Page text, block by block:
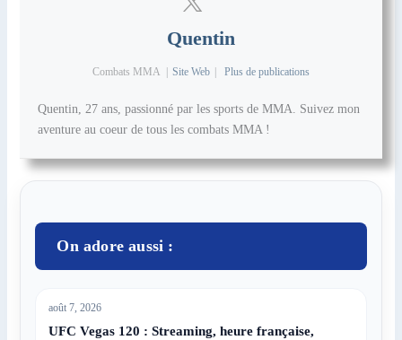
Quentin
Combats MMA Site Web Plus de publications
Quentin, 27 ans, passionné par les sports de MMA. Suivez mon
aventure au coeur de tous les combats MMA !
On adore aussi :
août 7, 2026
UFC Vegas 120 : Streaming, heure française,